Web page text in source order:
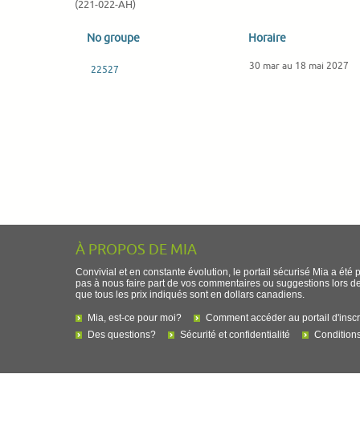
(221-022-AH)
No groupe Horaire
22527 30 mar au 18 mai 2027
À PROPOS DE MIA
Convivial et en constante évolution, le portail sécurisé Mia a été
pas à nous faire part de vos commentaires ou suggestions lors
que tous les prix indiqués sont en dollars canadiens.
Mia, est-ce pour moi?
Comment accéder au portail
Des questions?
Sécurité et confidentialité